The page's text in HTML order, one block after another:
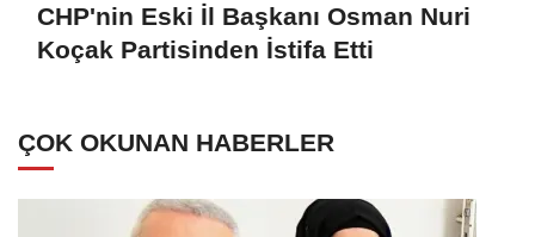
CHP'nin Eski İl Başkanı Osman Nuri
Koçak Partisinden İstifa Etti
ÇOK OKUNAN HABERLER